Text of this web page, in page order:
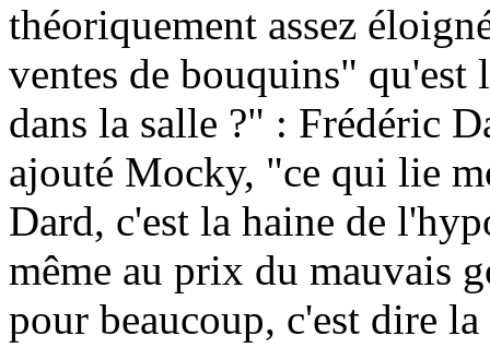
théoriquement assez
ventes de bouquins"
dans la salle ?" : Frédéric
ajouté Mocky, "ce qui lie
Dard, c'est la haine de
même au prix du mauvais
pour beaucoup, c'est dire